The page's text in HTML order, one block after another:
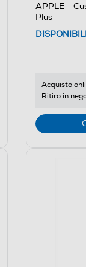
APPLE -
Plus
Acquisto
Ritiro in